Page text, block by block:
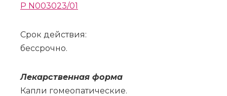
P N003023/01
Срок действия:
бессрочно.
Ле­кар­ствен­ная фор­ма
Ка­пли го­мео­па­ти­че­ские.